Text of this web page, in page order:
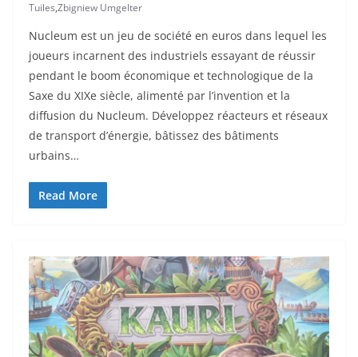
Tuiles,Zbigniew Umgelter
Nucleum est un jeu de société en euros dans lequel les
joueurs incarnent des industriels essayant de réussir
pendant le boom économique et technologique de la
Saxe du XIXe siècle, alimenté par l’invention et la
diffusion du Nucleum. Développez réacteurs et réseaux
de transport d’énergie, bâtissez des bâtiments
urbains…
Read More